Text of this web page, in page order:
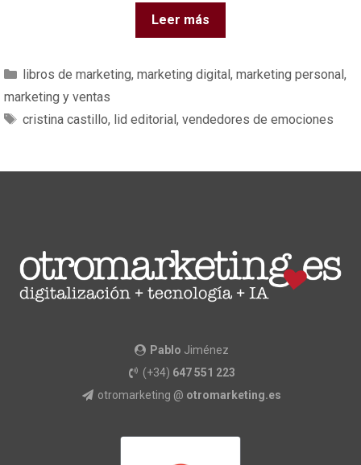
Leer más
libros de marketing, marketing digital, marketing personal,
marketing y ventas
cristina castillo, lid editorial, vendedores de emociones
Pablo Jiménez
(+34) 647 551 223
otromarketing @ otromarketing.es